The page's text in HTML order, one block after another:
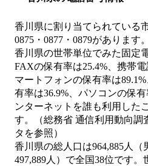
香川県に割り当てられている
0875・0877・0879があります。
香川県の世帯単位でみた固定
FAXの保有率は25.4%、携帯
マートフォンの保有率は
有率は36.9%、パソコンの保
ンターネットを誰も利用した
す。（総務省 通信利用動向調
タを参照）
香川県の総人口は964,885人（
497,889人）で全国38位です。